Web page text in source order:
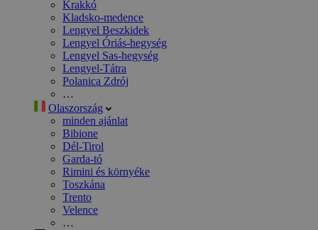
Krakkó
Kladsko-medence
Lengyel Beszkidek
Lengyel Óriás-hegység
Lengyel Sas-hegység
Lengyel-Tátra
Polanica Zdrój
…
Olaszország
minden ajánlat
Bibione
Dél-Tirol
Garda-tó
Rimini és környéke
Toszkána
Trento
Velence
…